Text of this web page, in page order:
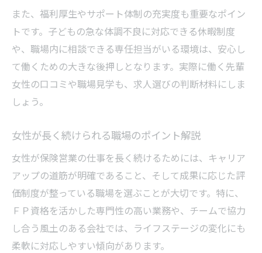
未経験から挑戦できる女性の保険営業キャリア
未経験歓迎のＦＰ求人が女性に人気の理由
安心の研修制度がある保険営業求人とは
ゼロから始める女性向け営業職の魅力紹介
女性未経験者でも活躍できる職場のポイン
指す
柏市で理想のＦＰ営業求人を見極めるポイント
理想を叶える柏市の女性向けＦＰ求人の見
方
自分に合う保険営業求人の選び方と注意点
女性が安心して応募できる求人チェックリ
また、福利厚生やサポート体制の充実度も重要なポイン
トです。子どもの急な体調不良に対応できる休暇制度
や、職場内に相談できる専任担当がいる環境は、安心し
て働くための大きな後押しとなります。実際に働く先輩
女性の口コミや職場見学も、求人選びの判断材料にしま
しょう。
女性が長く続けられる職場のポイント解説
女性が保険営業の仕事を長く続けるためには、キャリア
アップの道筋が明確であること、そして成果に応じた評
価制度が整っている職場を選ぶことが大切です。特に、
ＦＰ資格を活かした専門性の高い業務や、チームで協力
し合う風土のある会社では、ライフステージの変化にも
柔軟に対応しやすい傾向があります。